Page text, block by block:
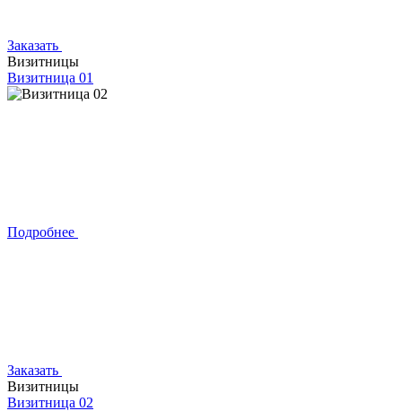
Заказать
Визитницы
Визитница 01
Подробнее
Заказать
Визитницы
Визитница 02